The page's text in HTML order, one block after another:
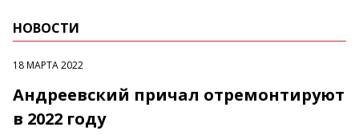
НОВОСТИ
18 МАРТА 2022
Андреевский причал отремонтируют
в 2022 году